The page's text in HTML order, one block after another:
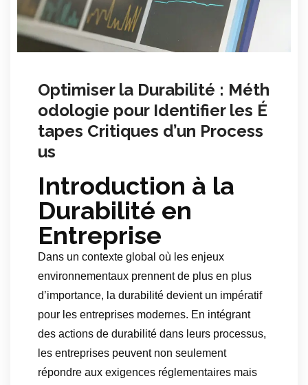
Optimiser la Durabilité : Méth
odologie pour Identifier les É
tapes Critiques d’un Process
us
Introduction à la
Durabilité en
Entreprise
Dans un contexte global où les enjeux
environnementaux prennent de plus en plus
d’importance, la durabilité devient un impératif
pour les entreprises modernes. En intégrant
des actions de durabilité dans leurs processus,
les entreprises peuvent non seulement
répondre aux exigences réglementaires mais